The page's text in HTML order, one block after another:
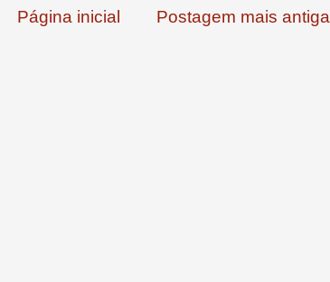
Postagem mais antiga
Página inicial